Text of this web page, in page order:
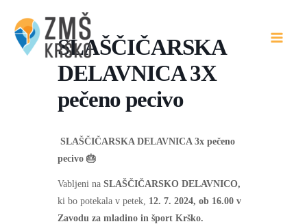
content
SLAŠČIČARSKA
DELAVNICA 3X
pečeno pecivo
SLAŠČIČARSKA DELAVNICA 3x pečeno
pecivo 🎂
Vabljeni na SLAŠČIČARSKO DELAVNICO,
ki bo potekala v petek, 12. 7. 2024, ob 16.00 v
Zavodu za mladino in šport Krško.